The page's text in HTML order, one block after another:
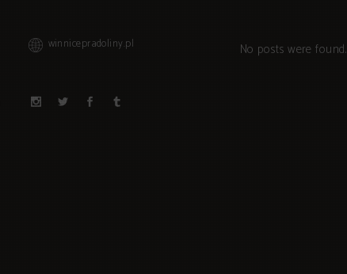
winnicepradoliny.pl No posts were found.